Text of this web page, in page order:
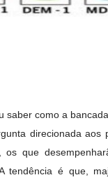
saber como a
direcionada
os que
tendência é que,